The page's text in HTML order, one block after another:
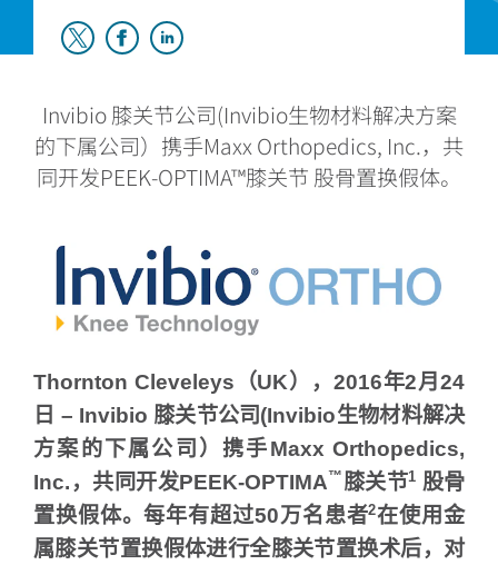
Invibio 膝关节公司(Invibio生物材料解决方案
的下属公司）携手Maxx Orthopedics, Inc.，共
同开发PEEK-OPTIMA™膝关节 股骨置换假体。
Thornton Cleveleys （UK）， 2016年2月24
日 – Invibio 膝关节公司 (Invibio生物材料解决
方案的下属公司）携手Maxx Orthopedics,
Inc. ，共同开发PEEK-OPTIMA™ 膝关节1 股骨
置换假体。每年有超过50万名患者2在使用金
属膝关节置换假体进行全膝关节置换术后，对